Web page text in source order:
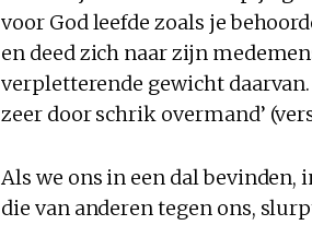
voor God leefde zoals je
en deed zich naar zijn
verpletterende gewicht
zeer door schrik overmand’
Als we ons in een dal bevinden,
die van anderen tegen ons,